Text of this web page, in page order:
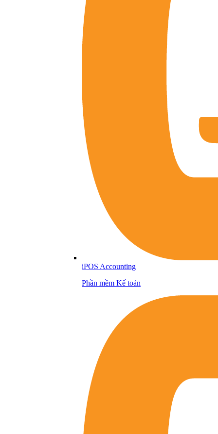
iPOS Accounting
Phần mềm Kế toán